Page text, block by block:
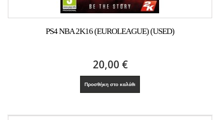
PS4 NBA 2K16 (EUROLEAGUE) (USED)
20,00 €
Προσθήκη στο καλάθι